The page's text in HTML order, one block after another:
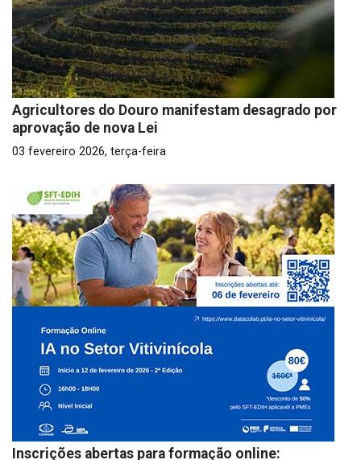
Agricultores do Douro manifestam desagrado por
aprovação de nova Lei
03 fevereiro 2026, terça-feira
Inscrições abertas para formação online: